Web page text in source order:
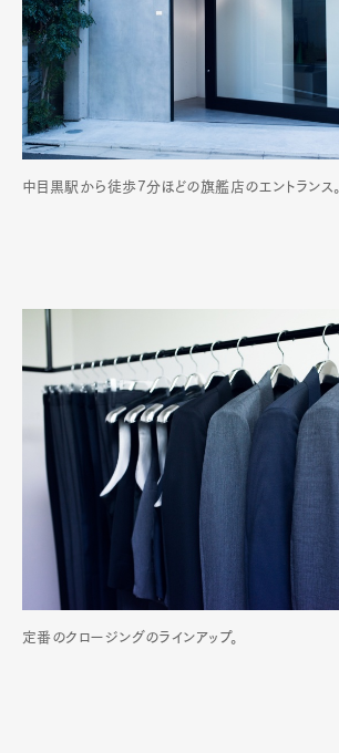
中目黒駅から徒歩7分ほどの旗艦店のエントランス。
定番のクロージングのラインアップ。